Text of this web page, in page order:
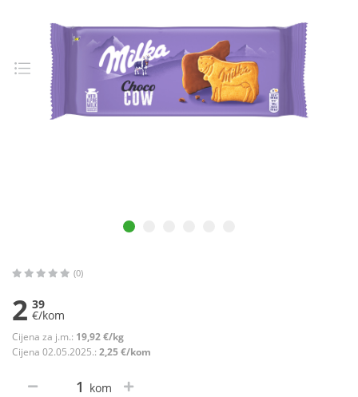
(0)
2 39
€/kom
Cijena za j.m.: 19,92 €/kg
Cijena 02.05.2025.: 2,25 €/kom
kom